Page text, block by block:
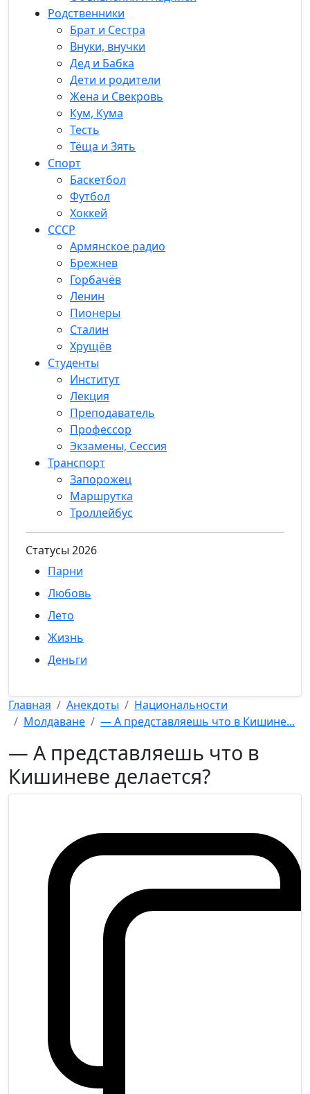
Родственники
Брат и Сестра
Внуки, внучки
Дед и Бабка
Дети и родители
Жена и Свекровь
Кум, Кума
Тесть
Тёща и Зять
Спорт
Баскетбол
Футбол
Хоккей
СССР
Армянское радио
Брежнев
Горбачёв
Ленин
Пионеры
Сталин
Хрущёв
Студенты
Институт
Лекция
Преподаватель
Профессор
Экзамены, Сессия
Транспорт
Запорожец
Маршрутка
Троллейбус
Статуcы 2026
Парни
Любовь
Лето
Жизнь
Деньги
Главная Анекдоты
Национальности
Молдаване
— А представляешь что в Кишине...
— А представляешь что в
Кишиневе делается?